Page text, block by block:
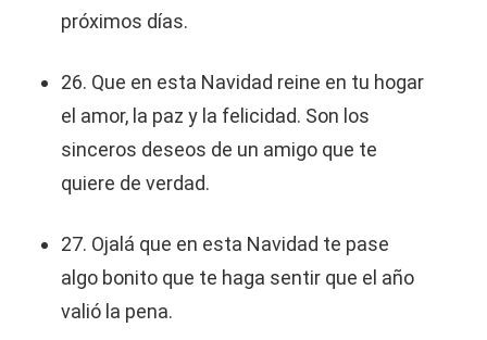
próximos días.
26. Que en esta Navidad reine en tu hogar
el amor, la paz y la felicidad. Son los
sinceros deseos de un amigo que te
quiere de verdad.
27. Ojalá que en esta Navidad te pase
algo bonito que te haga sentir que el año
valió la pena.